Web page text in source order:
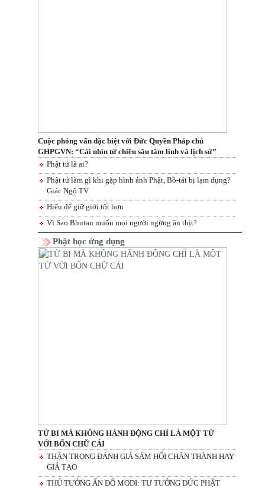
Cuộc phỏng vấn đặc biệt với Đức Quyền Pháp chủ
GHPGVN: “Cái nhìn từ chiều sâu tâm linh và lịch sử”
Phật tử là ai?
Phật tử làm gì khi gặp hình ảnh Phật, Bồ-tát bị lạm dụng?
Giác Ngộ TV
Hiểu để giữ giới tốt hơn
Vì Sao Bhutan muốn mọi người ngừng ăn thịt?
Phật học ứng dụng
TỪ BI MÀ KHÔNG HÀNH ĐỘNG CHỈ LÀ MỘT TỪ
VỚI BỐN CHỮ CÁI
THẬN TRỌNG ĐÁNH GIÁ SÁM HỐI CHÂN THÀNH HAY
GIẢ TẠO
THỦ TƯỚNG ẤN ĐỘ MODI: TƯ TƯỞNG ĐỨC PHẬT